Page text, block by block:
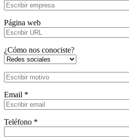
Página web
¿Cómo nos conociste?
Email *
Teléfono *